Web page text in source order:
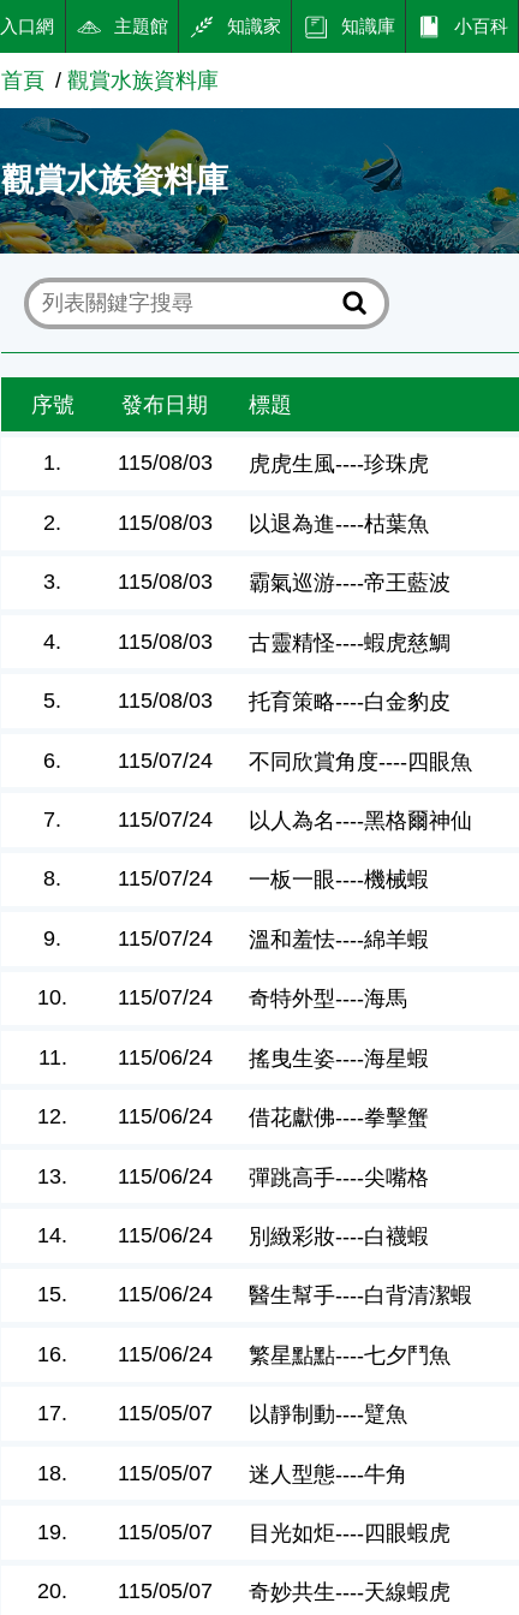
入口網 主題館 知識家 知識庫 小百科
首頁 觀賞水族資料庫
觀賞水族資料庫
序號 發布日期 標題
1. 115/08/03 虎虎生風----珍珠虎
2. 115/08/03 以退為進----枯葉魚
3. 115/08/03 霸氣巡游----帝王藍波
4. 115/08/03 古靈精怪----蝦虎慈鯛
5. 115/08/03 托育策略----白金豹皮
6. 115/07/24 不同欣賞角度----四眼魚
7. 115/07/24 以人為名----黑格爾神仙
8. 115/07/24 一板一眼----機械蝦
9. 115/07/24 溫和羞怯----綿羊蝦
10. 115/07/24 奇特外型----海馬
11. 115/06/24 搖曳生姿----海星蝦
12. 115/06/24 借花獻佛----拳擊蟹
13. 115/06/24 彈跳高手----尖嘴格
14. 115/06/24 別緻彩妝----白襪蝦
15. 115/06/24 醫生幫手----白背清潔蝦
16. 115/06/24 繁星點點----七夕鬥魚
17. 115/05/07 以靜制動----躄魚
18. 115/05/07 迷人型態----牛角
19. 115/05/07 目光如炬----四眼蝦虎
20. 115/05/07 奇妙共生----天線蝦虎